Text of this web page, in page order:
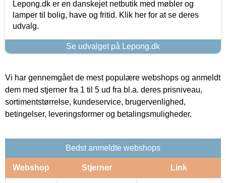
Lepong.dk er en danskejet netbutik med møbler og
lamper til bolig, have og fritid. Klik her for at se deres
udvalg.
Se udvalget på Lepong.dk
Vi har gennemgået de mest populære webshops og anmeldt
dem med stjerner fra 1 til 5 ud fra bl.a. deres prisniveau,
sortimentstørrelse, kundeservice, brugervenlighed,
betingelser, leveringsformer og betalingsmuligheder.
Bedst anmeldte webshops
Webshop Stjerner Link